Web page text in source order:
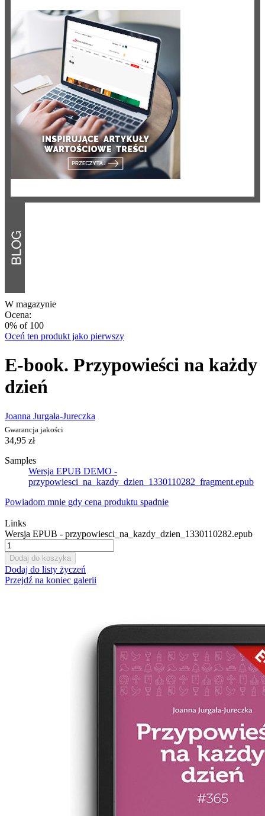
W magazynie
Ocena:
0% of 100
Oceń ten produkt jako pierwszy
E-book. Przypowieści na każdy
dzień
Joanna Jurgała-Jureczka
Gwarancja jakości
34,95 zł
Samples
Wersja EPUB DEMO -
przypowiesci_na_kazdy_dzien_1330110282_fragment.epub
Powiadom mnie gdy cena produktu spadnie
Links
Wersja EPUB - przypowiesci_na_kazdy_dzien_1330110282.epub
Dodaj do koszyka
Dodaj do listy życzeń
Przejdź na koniec galerii